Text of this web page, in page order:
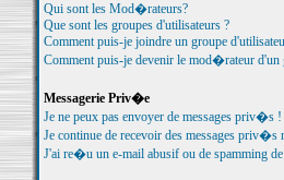
Qui sont les Mod�rateurs?
Que sont les groupes d'utilisateurs ?
Comment puis-je joindre un groupe
Comment puis-je devenir le mod�rateur d'un
Messagerie Priv�e
Je ne peux pas envoyer de messages priv�s !
Je continue de recevoir des messages
J'ai re�u un e-mail abusif ou de spamming